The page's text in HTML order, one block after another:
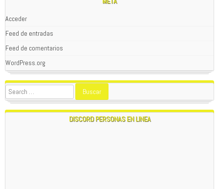
Acceder
Feed de entradas
Feed de comentarios
WordPress.org
DISCORD PERSONAS EN LINEA